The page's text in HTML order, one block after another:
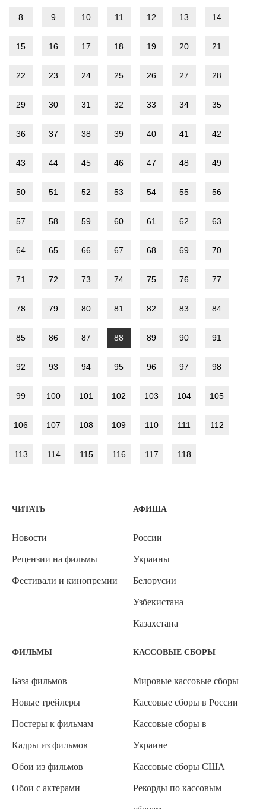
8 9 10 11 12 13 14
15 16 17 18 19 20 21
22 23 24 25 26 27 28
29 30 31 32 33 34 35
36 37 38 39 40 41 42
43 44 45 46 47 48 49
50 51 52 53 54 55 56
57 58 59 60 61 62 63
64 65 66 67 68 69 70
71 72 73 74 75 76 77
78 79 80 81 82 83 84
85 86 87 88 89 90 91
92 93 94 95 96 97 98
99 100 101 102 103 104 105
106 107 108 109 110 111 112
113 114 115 116 117 118
ЧИТАТЬ
Новости
Рецензии на фильмы
Фестивали и кинопремии
АФИША
России
Украины
Белорусии
Узбекистана
Казахстана
ФИЛЬМЫ
База фильмов
Новые трейлеры
Постеры к фильмам
Кадры из фильмов
Обои из фильмов
Обои с актерами
КАССОВЫЕ СБОРЫ
Мировые кассовые сборы
Кассовые сборы в России
Кассовые сборы в
Украине
Кассовые сборы США
Рекорды по кассовым